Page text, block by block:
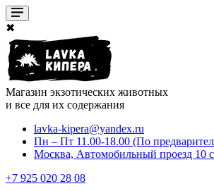
✖
Магазин экзотических животных
и все для их содержания
lavka-kipera@yandex.ru
Пн – Пт 11.00-18.00 (По
Москва, Автомобильный проезд 10
+7 925 020 28 08